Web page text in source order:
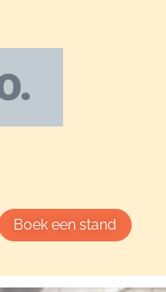
Boek een stand